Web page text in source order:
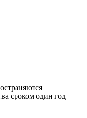
сроком один год